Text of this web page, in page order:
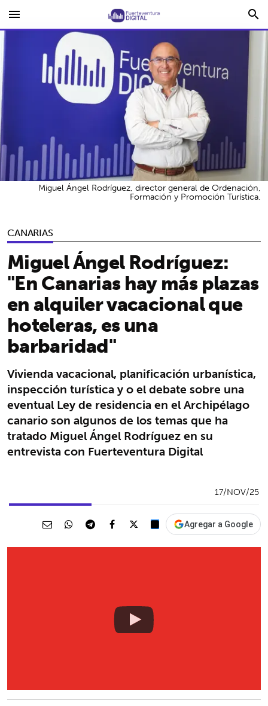
menu search
CANARIAS
Miguel Ángel Rodríguez:
"En Canarias hay más plazas
en alquiler vacacional que
hoteleras, es una
barbaridad"
Vivienda vacacional, planificación urbanística,
inspección turística y o el debate sobre una
eventual Ley de residencia en el Archipélago
canario son algunos de los temas que ha
tratado Miguel Ángel Rodríguez en su
entrevista con Fuerteventura Digital
Miguel Ángel Rodríguez, director general de Ordenación,
Formación y Promoción Turística.
17/NOV/25
Agregar a Google